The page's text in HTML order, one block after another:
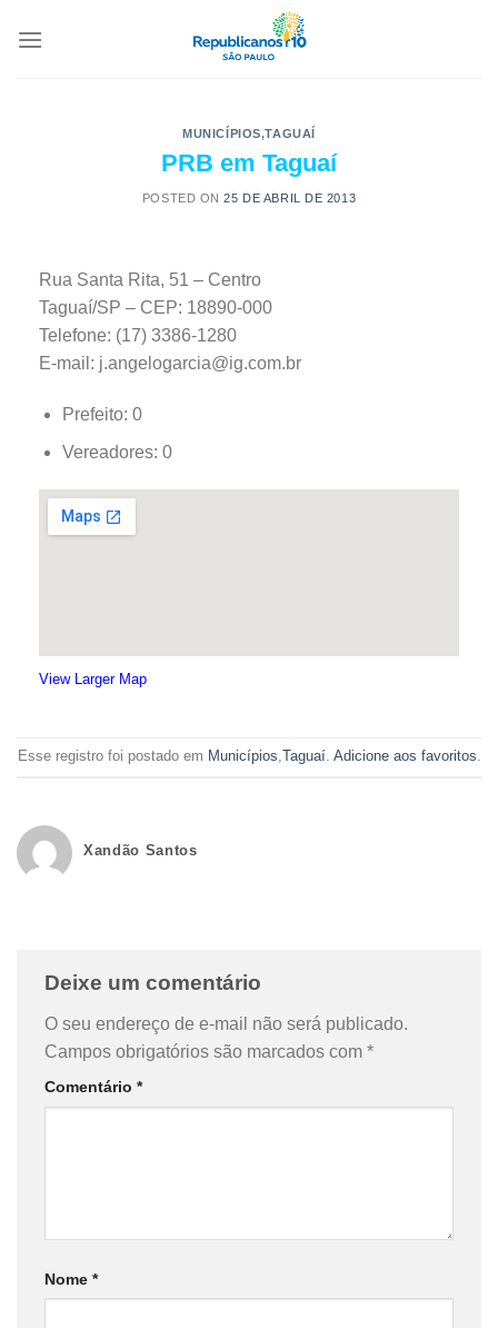
MUNICÍPIOS,TAGUAÍ
PRB em Taguaí
POSTED ON25 DE ABRIL DE 2013
Rua Santa Rita, 51 – Centro
Taguaí/SP – CEP: 18890-000
Telefone: (17) 3386-1280
E-mail: j.angelogarcia@ig.com.br
Prefeito: 0
Vereadores: 0
View Larger Map
Esse registro foi postado em Municípios,Taguaí. Adicione aos favoritos.
Xandão Santos
Deixe um comentário
O seu endereço de e-mail não será publicado.
Campos obrigatórios são marcados com *
Comentário *
Nome *